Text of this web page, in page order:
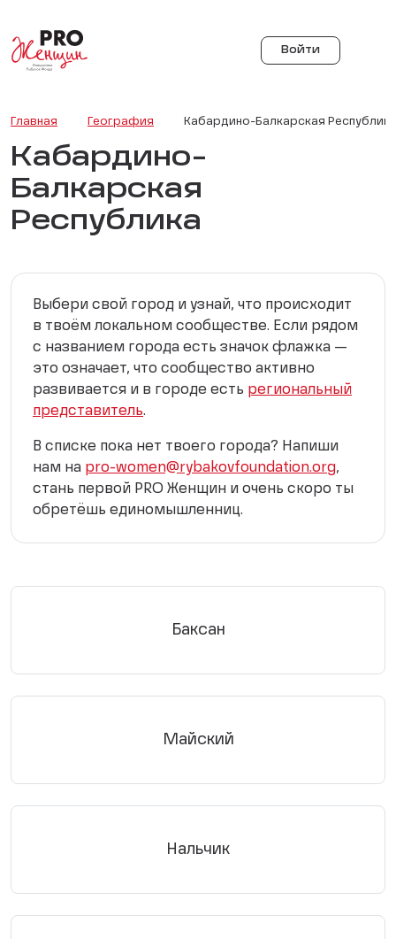
Войти
Главная География Кабардино-Балкарская Республика
Кабардино-
Балкарская
Республика
Выбери свой город и узнай, что происходит
в твоём локальном сообществе. Если рядом
с названием города есть значок флажка —
это означает, что сообщество активно
развивается и в городе есть региональный
представитель.
В списке пока нет твоего города? Напиши
нам на pro-women@rybakovfoundation.org,
стань первой PRO Женщин и очень скоро ты
обретёшь единомышленниц.
Баксан
Майский
Нальчик